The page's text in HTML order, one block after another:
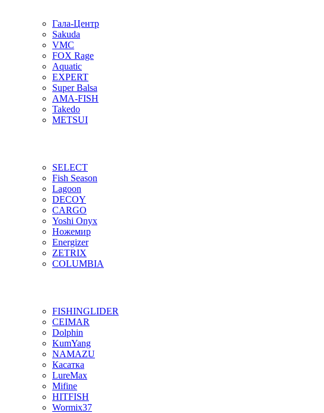
Гала-Центр
Sakuda
VMC
FOX Rage
Aquatic
EXPERT
Super Balsa
AMA-FISH
Takedo
METSUI
SELECT
Fish Season
Lagoon
DECOY
CARGO
Yoshi Onyx
Ножемир
Energizer
ZETRIX
COLUMBIA
FISHINGLIDER
CEIMAR
Dolphin
KumYang
NAMAZU
Касатка
LureMax
Mifine
HITFISH
Wormix37